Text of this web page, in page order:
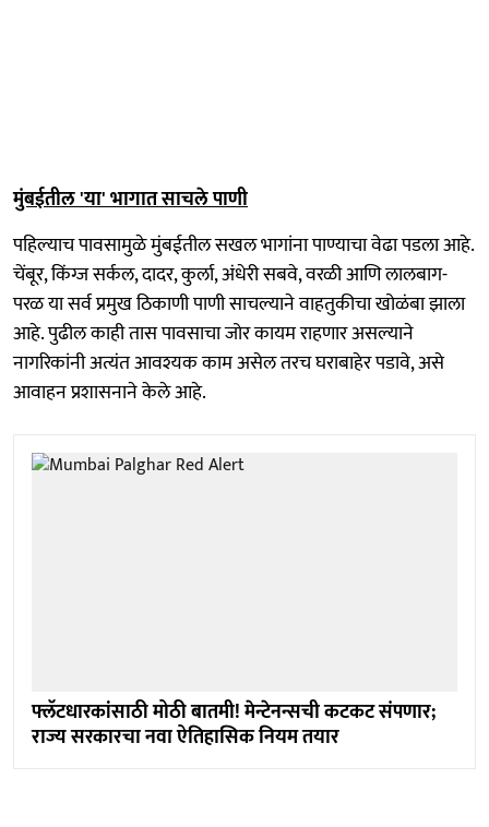
मुंबईतील 'या' भागात साचले पाणी
पहिल्याच पावसामुळे मुंबईतील सखल भागांना पाण्याचा वेढा पडला आहे.
चेंबूर, किंग्ज सर्कल, दादर, कुर्ला, अंधेरी सबवे, वरळी आणि लालबाग-
परळ या सर्व प्रमुख ठिकाणी पाणी साचल्याने वाहतुकीचा खोळंबा झाला
आहे. पुढील काही तास पावसाचा जोर कायम राहणार असल्याने
नागरिकांनी अत्यंत आवश्यक काम असेल तरच घराबाहेर पडावे, असे
आवाहन प्रशासनाने केले आहे.
फ्लॅटधारकांसाठी मोठी बातमी! मेन्टेनन्सची कटकट संपणार;
राज्य सरकारचा नवा ऐतिहासिक नियम तयार